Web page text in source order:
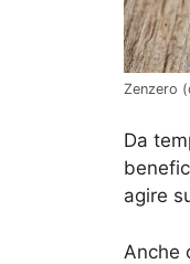
Zenzero
Da
agire
Anche